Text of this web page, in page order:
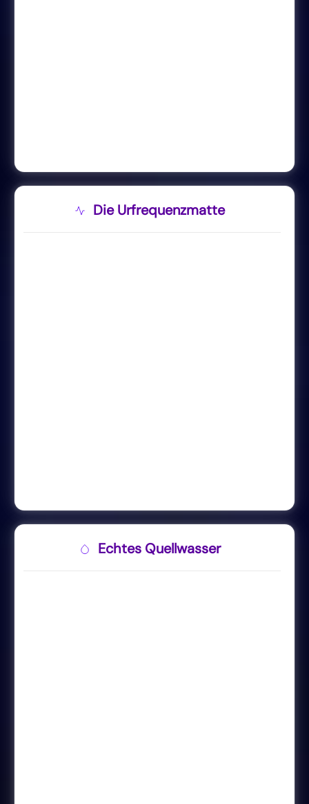
Die Urfrequenzmatte
Echtes Quellwasser